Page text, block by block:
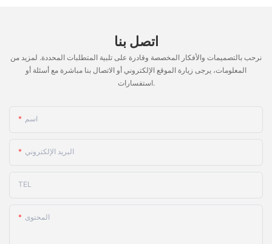
اتصل بنا
نرحب بالتصميمات والأفكار المخصصة وقادرة على تلبية المتطلبات المحددة. لمزيد من
المعلومات، يرجى زيارة الموقع الإلكتروني أو الاتصال بنا مباشرة مع أسئلة أو
استفسارات.
اسم
البريد الإلكتروني
TEL
المحتوى